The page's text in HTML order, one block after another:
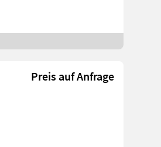
Preis auf Anfrage